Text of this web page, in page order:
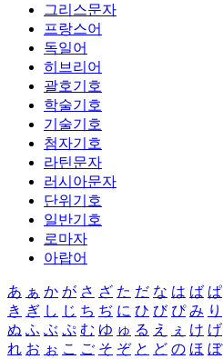
그리스문자
프랑스어
독일어
히브리어
괄호기호
학술기호
기술기호
첨자기호
라틴문자
러시아문자
단위기호
일반기호
로마자
아랍어
あ ぁ か が さ ざ た だ な は ば ぱ
き ぎ し じ ち ぢ に ひ び ぴ み り
ぬ ふ ぶ ぷ む ゆ ゅ る え ぇ け げ
れ お ぉ こ ご そ ぞ と ど の ほ ぼ